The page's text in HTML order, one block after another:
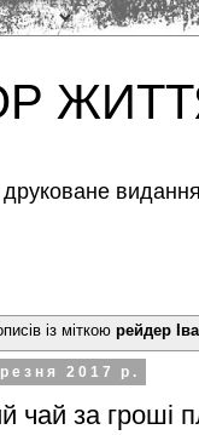
друковане
із міткою рейдер
2017 р.
чай за гроші